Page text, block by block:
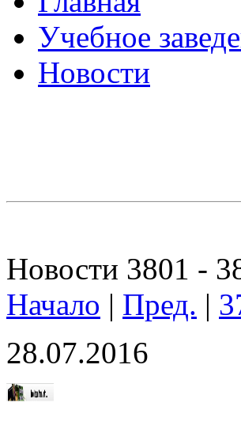
Учебное
Новости
Новости 3801 -
Начало | Пред. |
28.07.2016